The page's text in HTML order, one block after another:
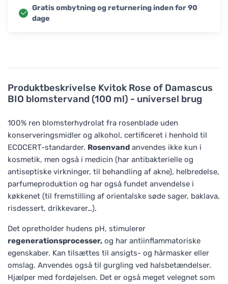
Produktbeskrivelse Kvitok Rose of Damascus
BIO blomstervand (100 ml) - universel brug
100% ren blomsterhydrolat fra rosenblade uden
konserveringsmidler og alkohol, certificeret i henhold til
ECOCERT-standarder. Rosenvand anvendes ikke kun i
kosmetik, men også i medicin (har antibakterielle og
antiseptiske virkninger, til behandling af akne), helbredelse,
parfumeproduktion og har også fundet anvendelse i
køkkenet (til fremstilling af orientalske søde sager, baklava,
risdessert, drikkevarer…).
Det opretholder hudens pH, stimulerer
regenerationsprocesser, og har antiinflammatoriske
egenskaber. Kan tilsættes til ansigts- og hårmasker eller
omslag. Anvendes også til gurgling ved halsbetændelser.
Hjælper med fordøjelsen. Det er også meget velegnet som
Gratis ombytning og returnering inden for 90
dage